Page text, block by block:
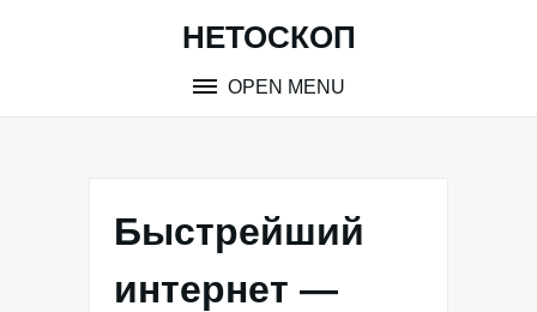
НЕТОСКОП
OPEN MENU
Быстрейший
интернет —